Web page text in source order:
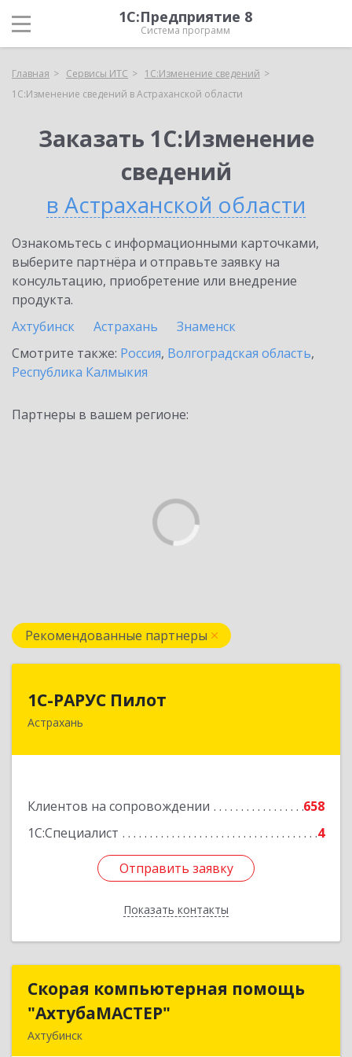
1С:Предприятие 8
Система программ
Главная Сервисы ИТС
1С:Изменение сведений
1С:Изменение сведений в Астраханской области
Заказать 1С:Изменение
сведений
в Астраханской области
Ознакомьтесь с информационными карточками,
выберите партнёра и отправьте заявку на
консультацию, приобретение или внедрение
продукта.
Ахтубинск
Астрахань
Знаменск
Смотрите также: Россия, Волгоградская область,
Республика Калмыкия
Партнеры в вашем регионе:
Рекомендованные партнеры
1С-РАРУС Пилот
Астрахань
Клиентов на сопровождении
658
1С:Специалист
4
Отправить заявку
Показать контакты
Отправить заявку
Назад
Скорая компьютерная помощь
"АхтубаМАСТЕР"
Ахтубинск
Скорая компьютерная помощь